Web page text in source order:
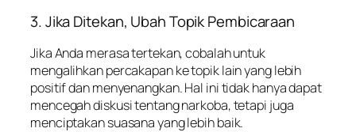
3. Jika Ditekan, Ubah Topik Pembicaraan
Jika Anda merasa tertekan, cobalah untuk
mengalihkan percakapan ke topik lain yang lebih
positif dan menyenangkan. Hal ini tidak hanya dapat
mencegah diskusi tentang narkoba, tetapi juga
menciptakan suasana yang lebih baik.